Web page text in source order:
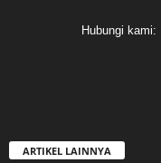
Hubungi kami:
ARTIKEL LAINNYA